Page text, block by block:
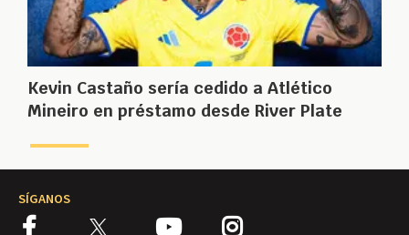
Kevin Castaño sería cedido a Atlético
Mineiro en préstamo desde River Plate
SÍGANOS